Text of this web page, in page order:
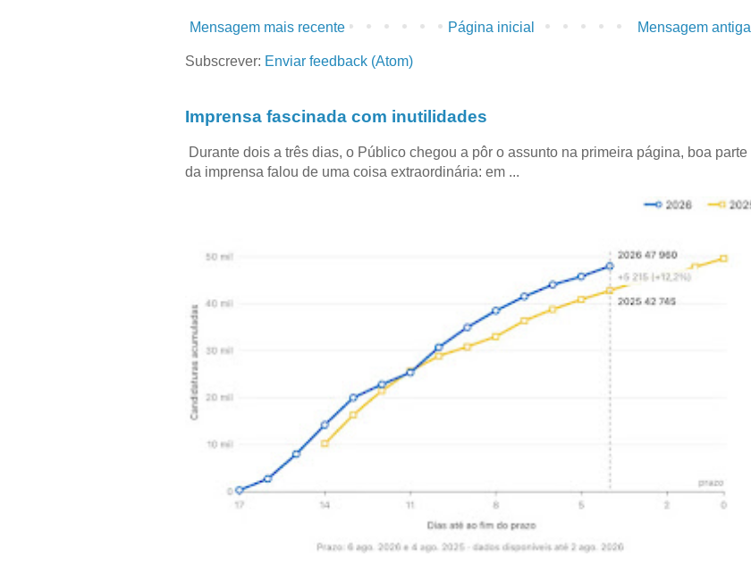
Mensagem mais recente Mensagem antiga
Página inicial
Subscrever: Enviar feedback (Atom)
Imprensa fascinada com inutilidades
Durante dois a três dias, o Público chegou a pôr o assunto na primeira página, boa parte
da imprensa falou de uma coisa extraordinária: em ...